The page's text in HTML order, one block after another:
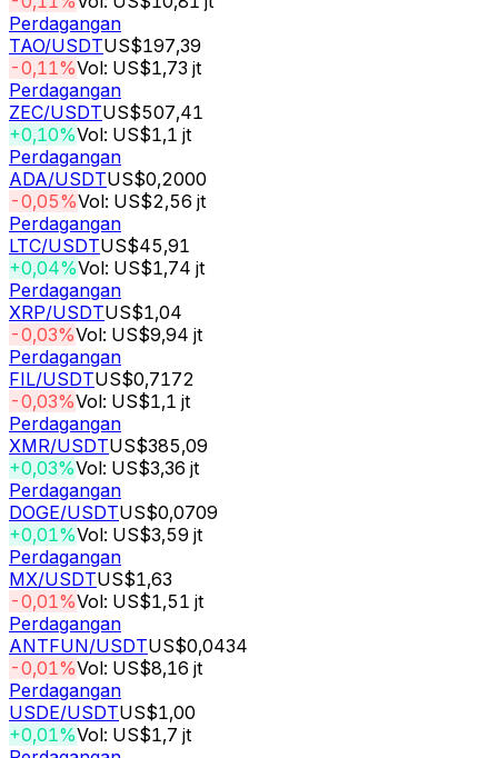
Perdagangan
TAO/USDTUS$197,39
-0,11%Vol: US$1,73 jt
Perdagangan
ZEC/USDTUS$507,41
+0,10%Vol: US$1,1 jt
Perdagangan
ADA/USDTUS$0,2000
-0,05%Vol: US$2,56 jt
Perdagangan
LTC/USDTUS$45,91
+0,04%Vol: US$1,74 jt
Perdagangan
XRP/USDTUS$1,04
-0,03%Vol: US$9,94 jt
Perdagangan
FIL/USDTUS$0,7172
-0,03%Vol: US$1,1 jt
Perdagangan
XMR/USDTUS$385,09
+0,03%Vol: US$3,36 jt
Perdagangan
DOGE/USDTUS$0,0709
+0,01%Vol: US$3,59 jt
Perdagangan
MX/USDTUS$1,63
-0,01%Vol: US$1,51 jt
Perdagangan
ANTFUN/USDTUS$0,0434
-0,01%Vol: US$8,16 jt
Perdagangan
USDE/USDTUS$1,00
+0,01%Vol: US$1,7 jt